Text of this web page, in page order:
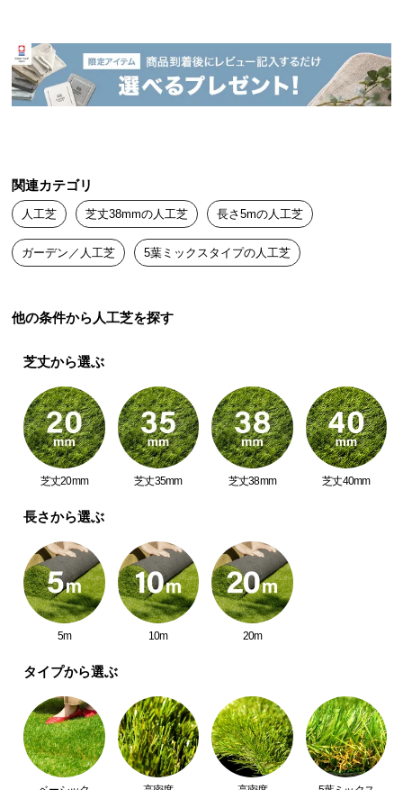
い
て
小
の
配
送
に
つ
て
開
設
置
サ
ー
ビ
に
い
て
経
に
つ
い
て
他を圧倒するクオリティを実現!
天然芝のような風合いを一年中楽しめる。本物
志向も唸るプレミアム人工芝
緑豊かな芝は寝転びたくなるほど、ふっかふか。特
ませんか?
天然芝のようにリアルな質感
見た目、触り心地、まるで天然芝。より一層リアル
な質感にこだわり、とことん本物に近づけました。
関連カテゴリ
人工芝 芝丈38mmの人工芝 長さ5mの人工芝
ガーデン／人工芝 5葉ミックスタイプの人工芝
他の条件から人工芝を探す
芝丈から選ぶ
芝丈20mm 芝丈35mm 芝丈38mm 芝丈40mm
長さから選ぶ
5m 10m 20m
タイプから選ぶ